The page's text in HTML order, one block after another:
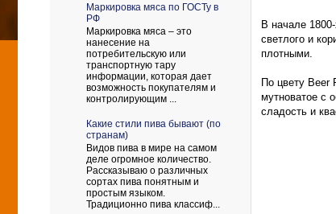
В начале
светлого и
плотными.
По цвету Beer
мутноватое с
сладость и
Маркировка мяса по ГОСТу в
РФ
Маркировка мяса – это
нанесение на
потребительскую или
транспортную тару
информации, которая дает
возможность покупателям и
контролирующим ...
Какие стили пива бывают (по
странам)
Видов пива в мире на самом
деле огромное количество.
Рассказываю о различных
сортах пива понятным и
простым языком.
Традиционно пива классиф...